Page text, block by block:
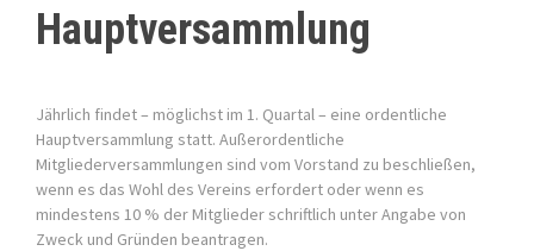
Hauptversammlung
Jährlich findet – möglichst im 1. Quartal – eine ordentliche
Hauptversammlung statt. Außerordentliche
Mitgliederversammlungen sind vom Vorstand zu beschließen,
wenn es das Wohl des Vereins erfordert oder wenn es
mindestens 10 % der Mitglieder schriftlich unter Angabe von
Zweck und Gründen beantragen.